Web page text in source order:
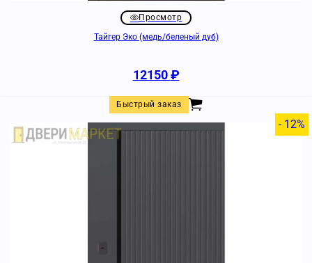
Просмотр
Тайгер Эко (медь/беленый дуб)
12150₽
Быстрый заказ
- 12%